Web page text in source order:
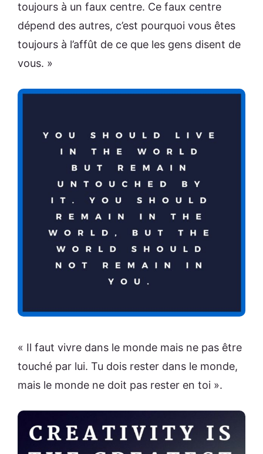
toujours à un faux centre. Ce faux centre
dépend des autres, c’est pourquoi vous êtes
toujours à l’affût de ce que les gens disent de
vous. »
« Il faut vivre dans le monde mais ne pas être
touché par lui. Tu dois rester dans le monde,
mais le monde ne doit pas rester en toi ».